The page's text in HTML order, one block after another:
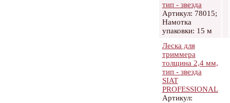
тип - звезда
Артикул: 78015;
Намотка
упаковки: 15 м
Леска для
триммера
толщина 2,4 мм,
тип - звезда
SIAT
PROFESSIONAL
Артикул: